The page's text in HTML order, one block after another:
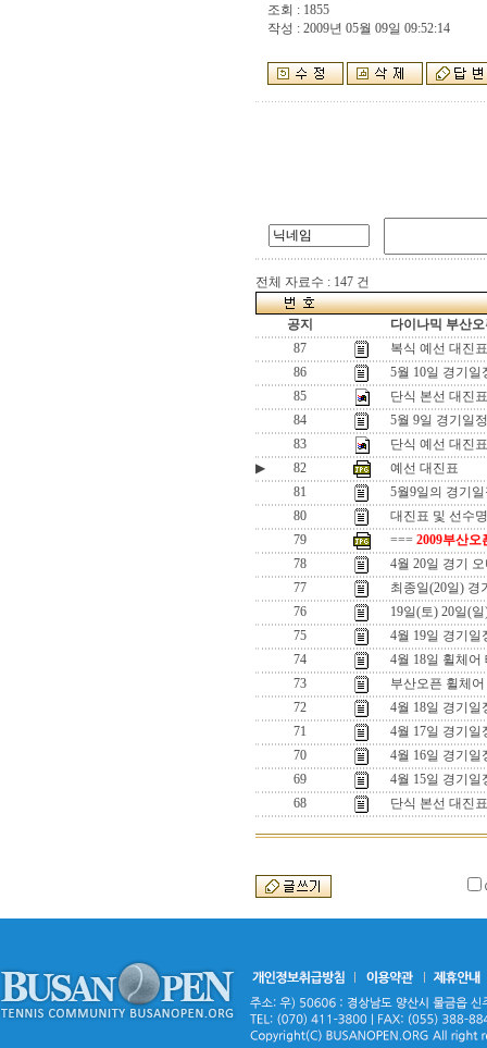
조회 : 1855
작성 : 2009년 05월 09일 09:52:14
전체 자료수 : 147 건
공지
다이나믹 부산
87
복식 예선 대진표
86
5월 10일 경기일
85
단식 본선 대진표
84
5월 9일 경기일정
83
단식 예선 대진
▶
82
예선 대진표
81
5월9일의 경기
80
대진표 및 선수
79
=== 2009부산오
78
4월 20일 경기
77
최종일(20일) 경
76
19일(토) 20일(
75
4월 19일 경기일
74
4월 18일 휠체어
73
부산오픈 휠체
72
4월 18일 경기일
71
4월 17일 경기일
70
4월 16일 경기일
69
4월 15일 경기일
68
단식 본선 대진표